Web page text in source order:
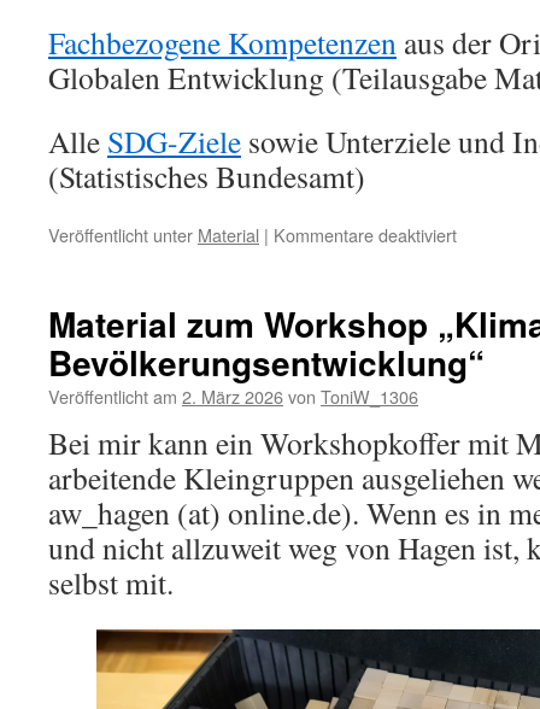
Fachbezogene Kompetenzen aus der
Globalen Entwicklung (Teilausgabe
Alle SDG-Ziele sowie Unterziele und
(Statistisches Bundesamt)
Veröffentlicht unter Material | Kommentare deaktiviertfür
„Mathe
trifft
BNE“
2026
in
Material zum Workshop
Bevölkerungsentwicklung“
Veröffentlicht am 2. März 2026von ToniW_1306
Bei mir kann ein Workshopkoffer mit
arbeitende Kleingruppen ausgeliehen
aw_hagen (at) online.de). Wenn es in
und nicht allzuweit weg von Hagen ist,
selbst mit.